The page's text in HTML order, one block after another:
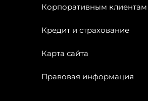
Корпоративным клиентам
Кредит и страхование
Карта сайта
Правовая информация